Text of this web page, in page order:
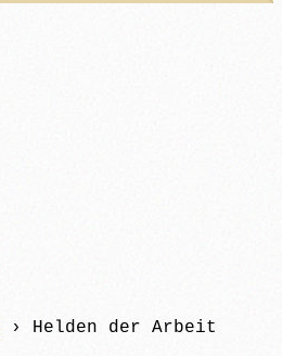
› Helden der Arbeit